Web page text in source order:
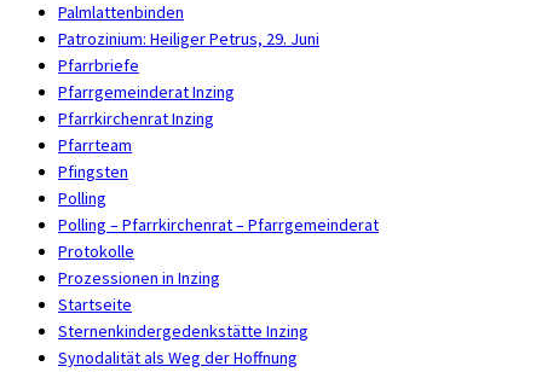
Palmlattenbinden
Patrozinium: Heiliger Petrus, 29. Juni
Pfarrbriefe
Pfarrgemeinderat Inzing
Pfarrkirchenrat Inzing
Pfarrteam
Pfingsten
Polling
Polling – Pfarrkirchenrat – Pfarrgemeinderat
Protokolle
Prozessionen in Inzing
Startseite
Sternenkindergedenkstätte Inzing
Synodalität als Weg der Hoffnung